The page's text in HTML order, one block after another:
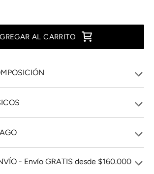
AL CARRITO
- Envío GRATIS desde $160.000